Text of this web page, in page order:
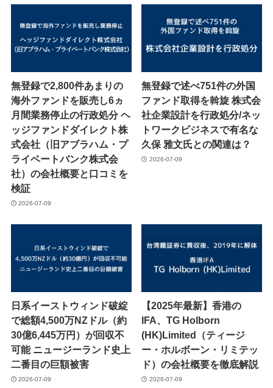
無登録で2,800件あまりの
海外ファンドを販売し6ヵ
月間業務停止の行政処分 ヘ
ッジファンドダイレクト株
式会社（旧アブラハム・プ
ライベートバンク株式会
社）の会社概要と口コミを
検証
2026-07-09
無登録で述べ751件の外国
ファンド取得を斡旋 株式会
社企業設計を行政処分/ネッ
トワークビジネスで有名な
久保 雅文氏との関連は？
2026-07-09
日系イーストウィンド破綻
で総額4,500万NZドル（約
30億6,445万円）が回収不
可能 ニュージーランド史上
二番目の巨額被害
2026-07-09
【2025年最新】香港の
IFA、TG Holborn
(HK)Limited（ティージ
ー・ホルボーン・リミテッ
ド）の会社概要を徹底解説
2026-07-09